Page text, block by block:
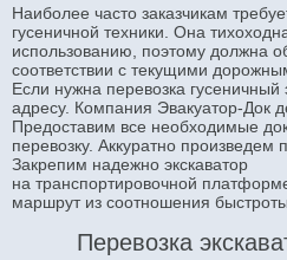
Наиболее часто заказчикам
гусеничной техники. Она
использованию, поэтому должна
соответствии с текущими
Если нужна перевозка гусеничный
адресу. Компания Эвакуатор-Док
Предоставим все необходимые
перевозку. Аккуратно произведем
Закрепим надежно экскаватор
на транспортировочной
маршрут из соотношения
Перевозка